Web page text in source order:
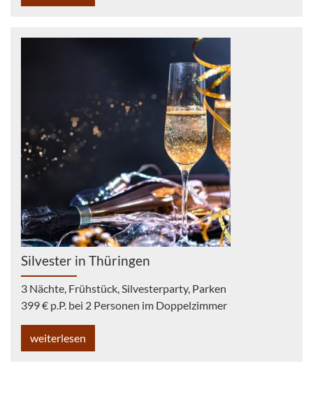
Silvester in Thüringen
3 Nächte, Frühstück, Silvesterparty, Parken
399 € p.P. bei 2 Personen im Doppelzimmer
weiterlesen